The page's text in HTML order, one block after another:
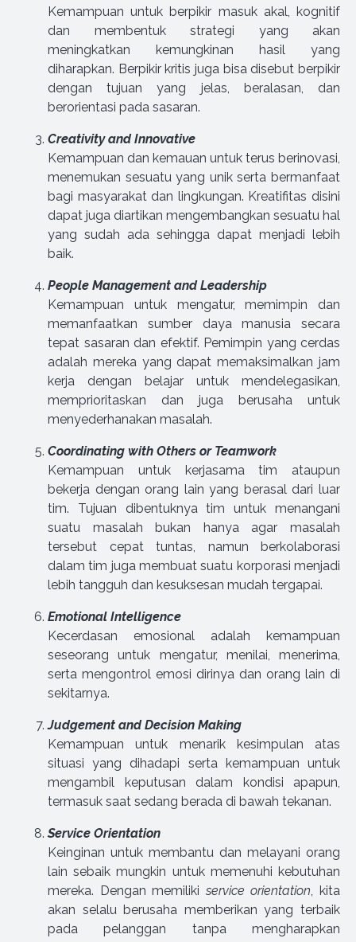
Kemampuan untuk berpikir masuk akal, kognitif
dan membentuk strategi yang akan
meningkatkan kemungkinan hasil yang
diharapkan. Berpikir kritis juga bisa disebut berpikir
dengan tujuan yang jelas, beralasan, dan
berorientasi pada sasaran.
Creativity and Innovative
Kemampuan dan kemauan untuk terus berinovasi,
menemukan sesuatu yang unik serta bermanfaat
bagi masyarakat dan lingkungan. Kreatifitas disini
dapat juga diartikan mengembangkan sesuatu hal
yang sudah ada sehingga dapat menjadi lebih
baik.
People Management and Leadership
Kemampuan untuk mengatur, memimpin dan
memanfaatkan sumber daya manusia secara
tepat sasaran dan efektif. Pemimpin yang cerdas
adalah mereka yang dapat memaksimalkan jam
kerja dengan belajar untuk mendelegasikan,
memprioritaskan dan juga berusaha untuk
menyederhanakan masalah.
Coordinating with Others or Teamwork
Kemampuan untuk kerjasama tim ataupun
bekerja dengan orang lain yang berasal dari luar
tim. Tujuan dibentuknya tim untuk menangani
suatu masalah bukan hanya agar masalah
tersebut cepat tuntas, namun berkolaborasi
dalam tim juga membuat suatu korporasi menjadi
lebih tangguh dan kesuksesan mudah tergapai.
Emotional Intelligence
Kecerdasan emosional adalah kemampuan
seseorang untuk mengatur, menilai, menerima,
serta mengontrol emosi dirinya dan orang lain di
sekitarnya.
Judgement and Decision Making
Kemampuan untuk menarik kesimpulan atas
situasi yang dihadapi serta kemampuan untuk
mengambil keputusan dalam kondisi apapun,
termasuk saat sedang berada di bawah tekanan.
Service Orientation
Keinginan untuk membantu dan melayani orang
lain sebaik mungkin untuk memenuhi kebutuhan
mereka. Dengan memiliki service orientation, kita
akan selalu berusaha memberikan yang terbaik
pada pelanggan tanpa mengharapkan